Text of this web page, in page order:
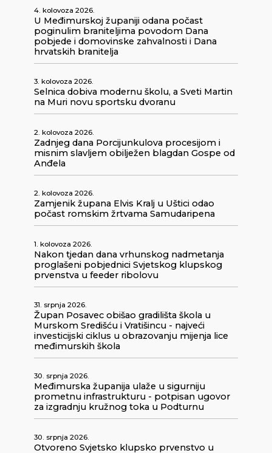
4. kolovoza 2026.
U Međimurskoj županiji odana počast
poginulim braniteljima povodom Dana
pobjede i domovinske zahvalnosti i Dana
hrvatskih branitelja
3. kolovoza 2026.
Selnica dobiva modernu školu, a Sveti Martin
na Muri novu sportsku dvoranu
2. kolovoza 2026.
Zadnjeg dana Porcijunkulova procesijom i
misnim slavljem obilježen blagdan Gospe od
Anđela
2. kolovoza 2026.
Zamjenik župana Elvis Kralj u Uštici odao
počast romskim žrtvama Samudaripena
1. kolovoza 2026.
Nakon tjedan dana vrhunskog nadmetanja
proglašeni pobjednici Svjetskog klupskog
prvenstva u feeder ribolovu
31. srpnja 2026.
Župan Posavec obišao gradilišta škola u
Murskom Središću i Vratišincu - najveći
investicijski ciklus u obrazovanju mijenja lice
međimurskih škola
30. srpnja 2026.
Međimurska županija ulaže u sigurniju
prometnu infrastrukturu - potpisan ugovor
za izgradnju kružnog toka u Podturnu
30. srpnja 2026.
Otvoreno Svjetsko klupsko prvenstvo u